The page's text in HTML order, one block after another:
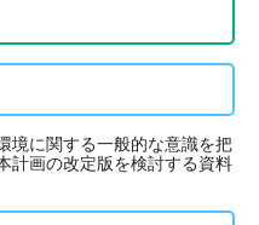
境に関する一般的な意識を把
計画の改定版を検討する資料